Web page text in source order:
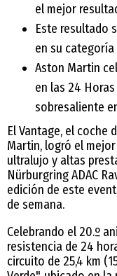
el mejor
Este resultado
en su
Aston Martin
en las 24
sobresaliente
El Vantage, el coche
Martin, logró el
ultralujo y altas
Nürburgring ADAC
edición de este
de semana.
Celebrando el 20.º
resistencia de 24
circuito de 25,4 km